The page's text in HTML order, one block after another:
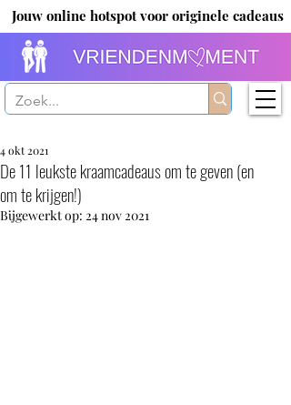
Jouw online hotspot voor originele cadeaus
De 11 leukste kraamcadeaus om te geven (en
om te krijgen!)
4 okt 2021
Bijgewerkt op: 24 nov 2021